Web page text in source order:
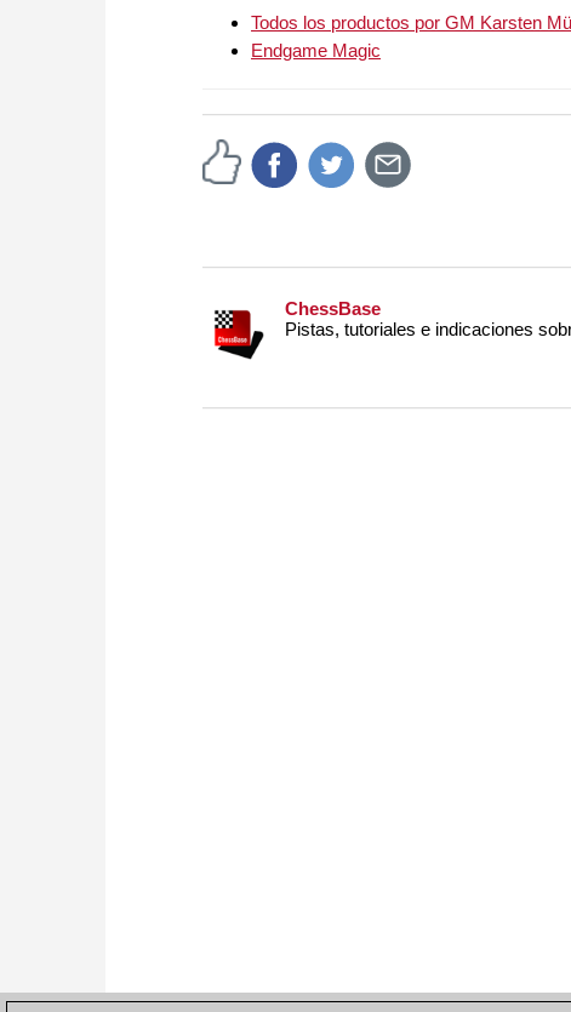
Todos los productos por GM Karsten
Endgame Magic
ChessBase
Pistas, tutoriales e indicaciones